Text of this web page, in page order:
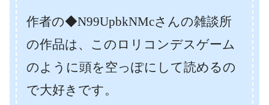
作者の◆N99UpbkNMcさんの雑談所
の作品は、このロリコンデスゲーム
のように頭を空っぽにして読めるの
で大好きです。